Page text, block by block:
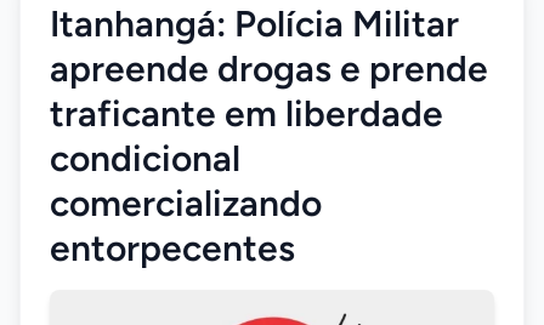
Itanhangá: Polícia Militar
apreende drogas e prende
traficante em liberdade
condicional
comercializando
entorpecentes